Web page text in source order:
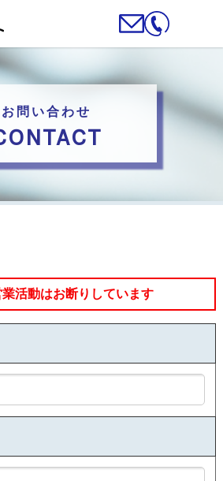
お問い合わせ
活動はお断りしています